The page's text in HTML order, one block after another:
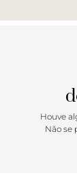
Houve
Não se